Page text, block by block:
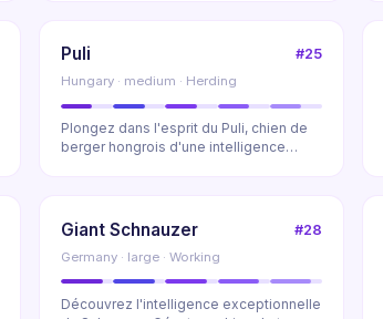
Puli #25
Hungary · medium · Herding
Plongez dans l'esprit du Puli, chien de
berger hongrois d'une intelligence
Giant Schnauzer #28
Germany · large · Working
Découvrez l'intelligence exceptionnelle